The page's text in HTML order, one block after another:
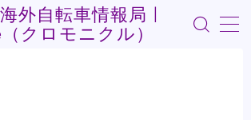
外自転車情報局 |
クロモニクル）